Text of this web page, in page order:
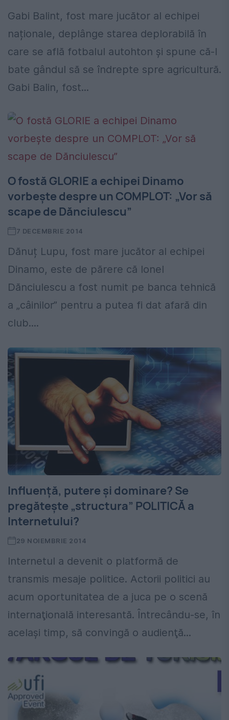
Gabi Balint, fost mare jucător al echipei
naționale, deplânge starea deplorabilă în
care se află fotbalul autohton și spune că-l
bate gândul să se îndrepte spre agricultură.
Gabi Balin, fost...
O fostă GLORIE a echipei Dinamo
vorbește despre un COMPLOT: „Vor să
scape de Dănciulescu”
7 DECEMBRIE 2014
Dănuț Lupu, fost mare jucător al echipei
Dinamo, este de părere că Ionel
Dănciulescu a fost numit pe banca tehnică
a „câinilor” pentru a putea fi dat afară din
club....
Influenţă, putere şi dominare? Se
pregăteşte „structura” POLITICĂ a
Internetului?
29 NOIEMBRIE 2014
Internetul a devenit o platformă de
transmis mesaje politice. Actorii politici au
acum oportunitatea de a juca pe o scenă
internaţională interesantă. Întrecându-se, în
acelaşi timp, să convingă o audienţă...